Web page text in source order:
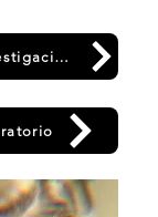
Estudiantes de investigación actuales